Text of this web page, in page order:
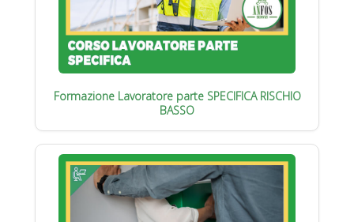
Formazione Lavoratore parte SPECIFICA RISCHIO
BASSO